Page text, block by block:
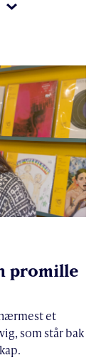
promille
et
som står bak